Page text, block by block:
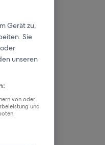
Gerät zu,
Sie
unseren
von oder
und